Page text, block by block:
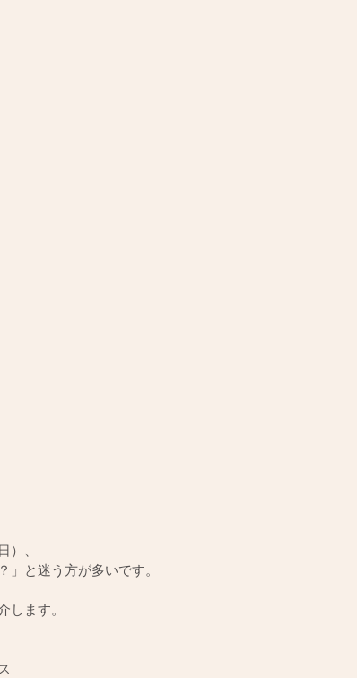
）、
」と迷う方が多いです。
します。